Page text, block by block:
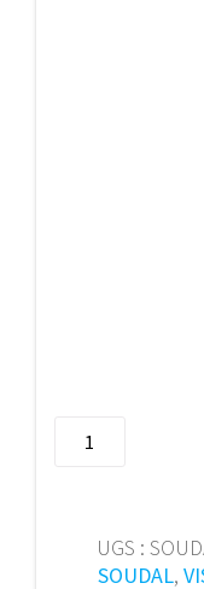
quantité
Mastique
Mspolymere
UGS :
SOUDAL,